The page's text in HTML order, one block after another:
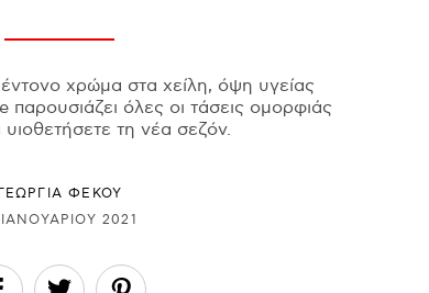
χρώμα στα χείλη, όψη υγείας
παρουσιάζει όλες οι τάσεις ομορφιάς
υιοθετήσετε τη νέα σεζόν.
ΦΕΚΟΥ
ΙΑΝΟΥΑΡΊΟΥ 2021